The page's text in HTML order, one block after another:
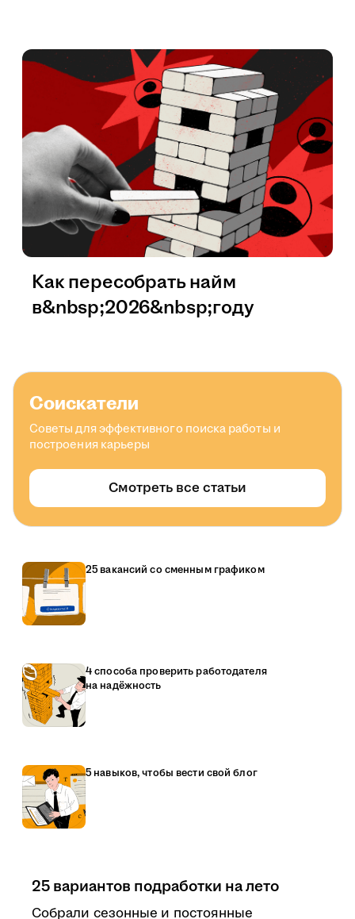
Как пересобрать найм
в&nbsp;2026&nbsp;году
Соискатели
Советы для эффективного поиска работы и
построения карьеры
Смотреть все статьи
25 вакансий со сменным графиком
4 способа проверить работодателя
на надёжность
5 навыков, чтобы вести свой блог
25 вариантов подработки на лето
Собрали сезонные и постоянные